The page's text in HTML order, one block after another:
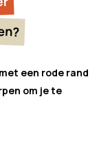
een rode rand
om je te